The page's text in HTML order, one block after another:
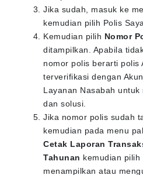
Jika sudah, masuk ke
kemudian pilih Polis Saya.
Kemudian pilih Nomor
ditampilkan. Apabila
nomor polis berarti polis
terverifikasi dengan
Layanan Nasabah
dan solusi.
Jika nomor polis sudah
kemudian pada menu
Cetak Laporan
Tahunan kemudian pilih
menampilkan atau